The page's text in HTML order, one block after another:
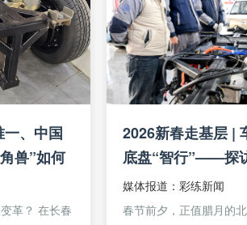
、中国
兽”如何
革？ 在长春
2026新春走基层 |
底盘“智行”——探
迪克智行汽车科技
媒体报道：彩练新闻
春节前夕，正值腊月的